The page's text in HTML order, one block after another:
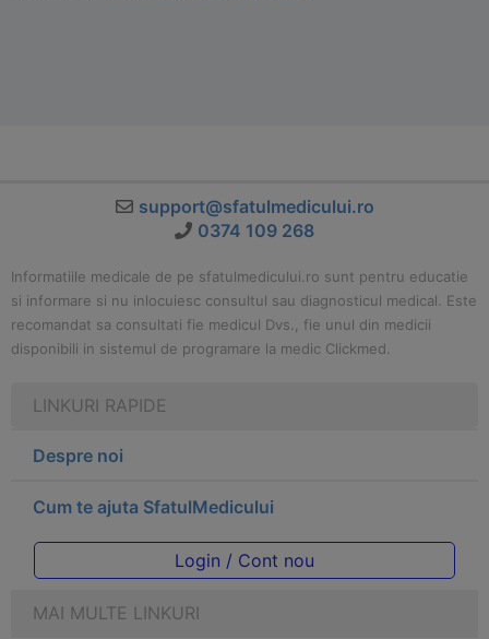
support@sfatulmedicului.ro
0374 109 268
Informatiile medicale de pe sfatulmedicului.ro sunt pentru educatie
si informare si nu inlocuiesc consultul sau diagnosticul medical. Este
recomandat sa consultati fie medicul Dvs., fie unul din medicii
disponibili in sistemul de programare la medic Clickmed.
LINKURI RAPIDE
Despre noi
Cum te ajuta SfatulMedicului
Login / Cont nou
MAI MULTE LINKURI